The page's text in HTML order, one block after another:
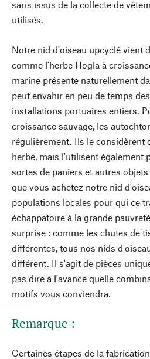
saris issus de la collecte de
utilisés.
Notre nid d'oiseau upcyclé vient
comme l'herbe Hogla à
marine présente naturellement
peut envahir en peu de temps
installations portuaires entiers.
croissance sauvage, les
régulièrement. Ils le considèrent
herbe, mais l'utilisent également
sortes de paniers et autres
que vous achetez notre nid
populations locales pour qui ce
échappatoire à la grande
surprise : comme les chutes de
différentes, tous nos nids
différent. Il s'agit de pièces
pas dire à l'avance quelle
motifs vous conviendra.
Remarque :
Certaines étapes de la